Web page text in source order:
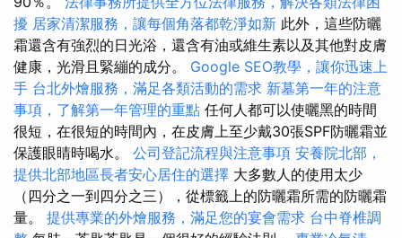
擾 居家清潔服務，讓每個角落都乾淨如新 此外，這些防曬
霜還含有強烈的日光浴，還含有油或維生素以及其他對皮膚
健康，光滑且緊繃的成分。 Google SEO教學，讓你迅速上
手 台北外燴服務，滿足各類活動的需求 新墓第一年的注意
事項，了解第一年管理的重點 任何人都可以使曬黑的時間
很短，在很短的時間內，在皮膚上至少戴30張SPF防曬霜並
保護眼睛時喝水。 公司登記流程與注意事項 安養院北部，
提供北部地區長者安心居住的選擇 大多數人的使用太少
（四分之一到四分之三），從標籤上的防曬霜所需的防曬霜
量。 提供專業的外燴服務，滿足您的宴會需求 台中脊椎調